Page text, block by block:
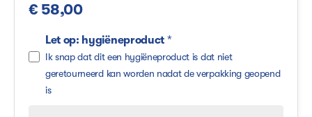
€ 58,00
Let op: hygiëneproduct*
Ik snap dat dit een hygiëneproduct is dat niet
geretourneerd kan worden nadat de verpakking geopend
is